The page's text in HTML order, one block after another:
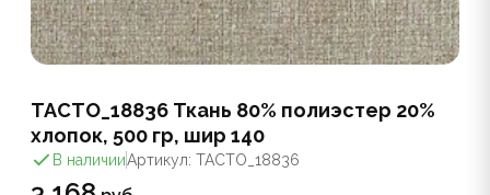
TACTO_18836 Ткань 80% полиэстер 20%
хлопок, 500 гр, шир 140
В наличииАртикул: TACTO_18836